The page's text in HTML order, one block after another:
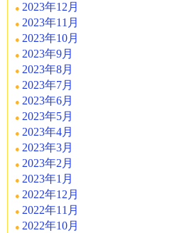
2023年12月
2023年11月
2023年10月
2023年9月
2023年8月
2023年7月
2023年6月
2023年5月
2023年4月
2023年3月
2023年2月
2023年1月
2022年12月
2022年11月
2022年10月